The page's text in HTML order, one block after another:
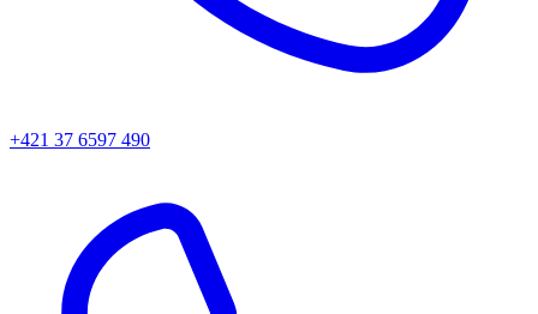
+421 37 6597 490